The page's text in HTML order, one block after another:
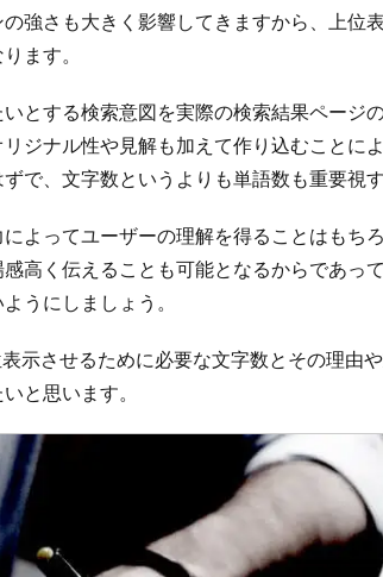
強さも大きく影響してきますから、上位
ます。
とする検索意図を実際の検索結果ページ
ジナル性や見解も加えて作り込むことに
ずで、文字数というよりも単語数も重要視
よってユーザーの理解を得ることはもち
高く伝えることも可能となるからであっ
うにしましょう。
示させるために必要な文字数とその理由
と思います。